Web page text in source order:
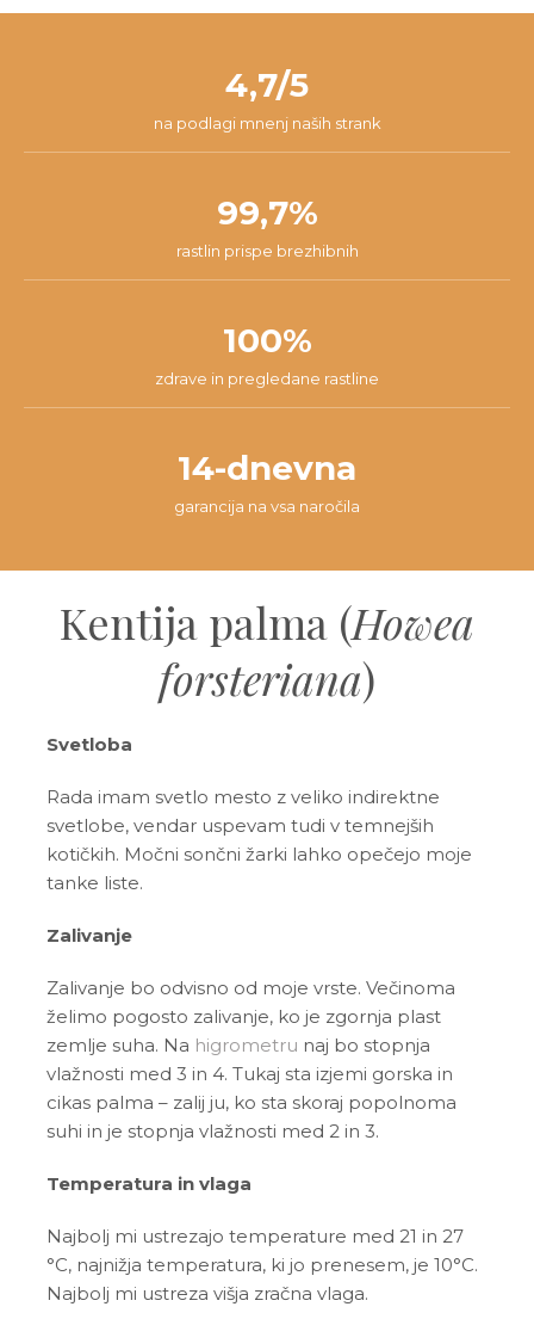
zadovoljen/-a, zato ponujamo 14-dnevno garancijo. V tem času
pošti. Paket v 98% prispe na tvoj naslov v roku 24 ur od začetka
4,7/5
na podlagi mnenj naših strank
99,7%
rastlin prispe brezhibnih
100%
zdrave in pregledane rastline
14-dnevna
garancija na vsa naročila
Kentija palma (Howea
forsteriana)
Svetloba
Rada imam svetlo mesto z veliko indirektne
svetlobe, vendar uspevam tudi v temnejših
kotičkih. Močni sončni žarki lahko opečejo moje
tanke liste.
Zalivanje
Zalivanje bo odvisno od moje vrste. Večinoma
želimo pogosto zalivanje, ko je zgornja plast
zemlje suha. Na higrometru naj bo stopnja
vlažnosti med 3 in 4. Tukaj sta izjemi gorska in
cikas palma – zalij ju, ko sta skoraj popolnoma
suhi in je stopnja vlažnosti med 2 in 3.
Temperatura in vlaga
Najbolj mi ustrezajo temperature med 21 in 27
°C, najnižja temperatura, ki jo prenesem, je 10°C.
Najbolj mi ustreza višja zračna vlaga.